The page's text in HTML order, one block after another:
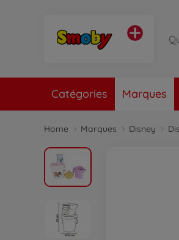
Catégories Marques
Home Marques Disney